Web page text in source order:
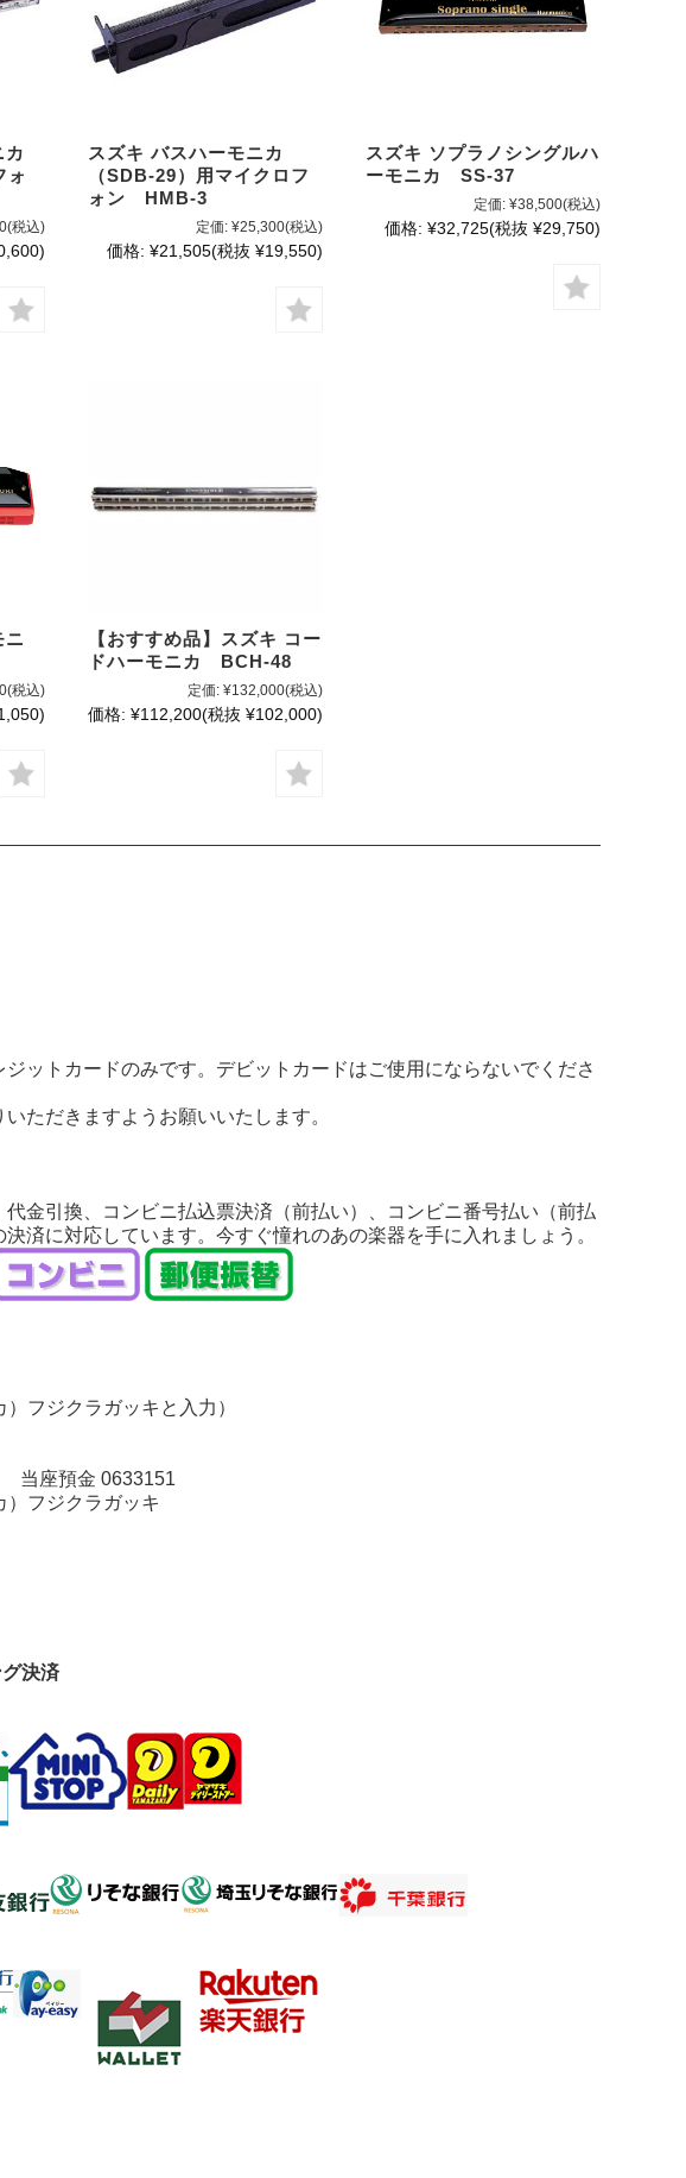
カ
ォ
(税込)
スズキ バスハーモニカ
（SDB-29）用マイクロフ
ォン HMB-3
定価: ¥25,300(税込)
価格: ¥21,505(税抜 ¥19,550)
スズキ ソプラノシングルハ
ーモニカ SS-37
定価: ¥38,500(税込)
価格: ¥32,725(税抜 ¥29,750)
ニ
(税込)
【おすすめ品】スズキ コー
ドハーモニカ BCH-48
定価: ¥132,000(税込)
価格: ¥112,200(税抜 ¥102,000)
ットカードのみです。デビットカードはご使用にならないでくださ
ただきますようお願いいたします。
金引換、コンビニ払込票決済（前払い）、コンビニ番号払い（前払
済に対応しています。今すぐ憧れのあの楽器を手に入れましょう。
ジクラガッキと入力）
当座預金 0633151
フジクラガッキ
決済